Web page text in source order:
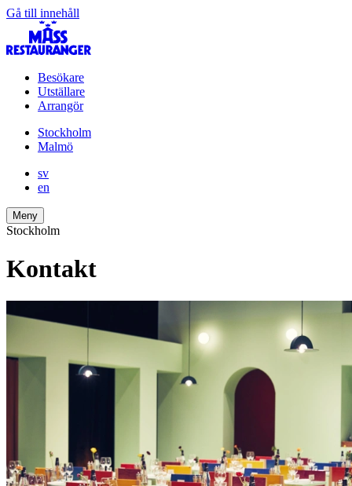
Gå till innehåll
Besökare
Utställare
Arrangör
Stockholm
Malmö
sv
en
Meny
Stockholm
Kontakt